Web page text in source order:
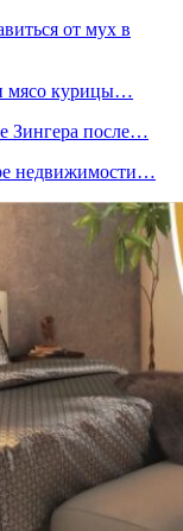
от мух в
мясо курицы…
Зингера после…
недвижимости…